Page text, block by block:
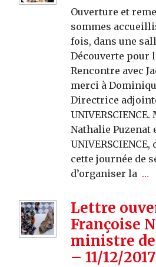
Ouverture et
sommes
fois, dans une
Découverte pour
Rencontre avec
merci à
Directrice
Nathalie Puzenat
cette journée de
d’organiser la …
Lettre
Françoise
ministre
– 11/12/2017